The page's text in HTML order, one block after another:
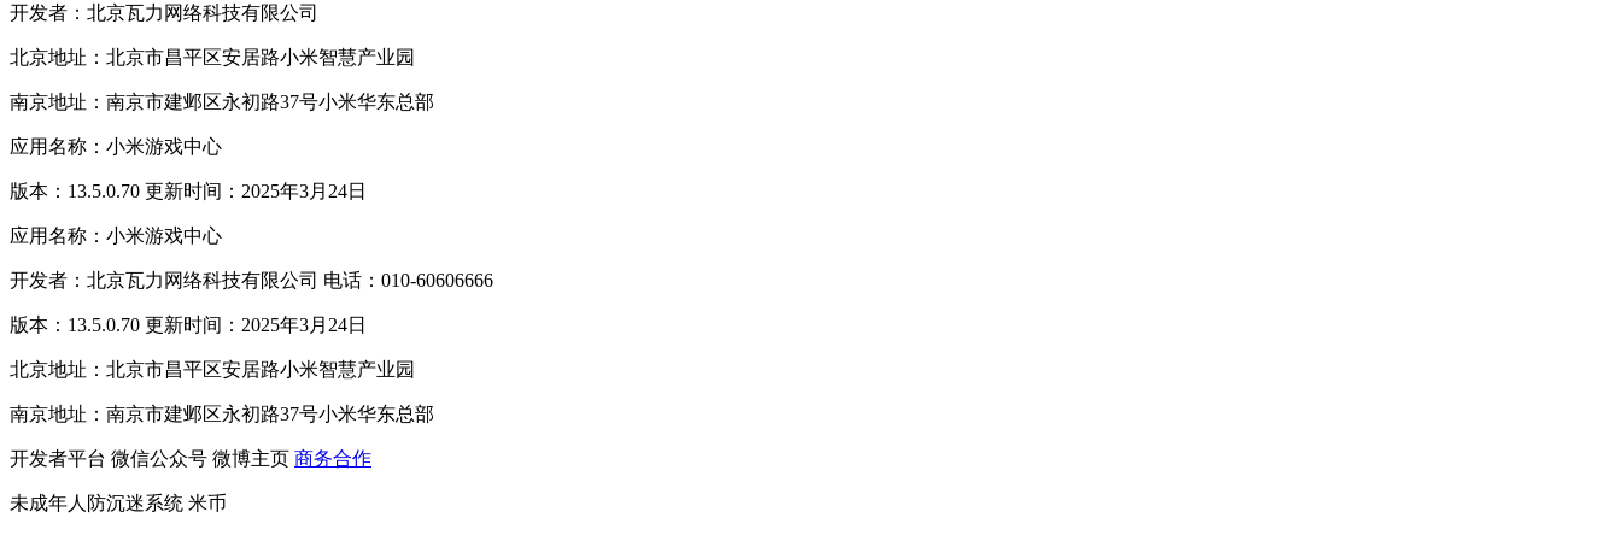
开发者：北京瓦力网络科技有限公司
北京地址：北京市昌平区安居路小米智慧产业园
南京地址：南京市建邺区永初路37号小米华东总部
应用名称：小米游戏中心
版本：13.5.0.70 更新时间：2025年3月24日
应用名称：小米游戏中心
开发者：北京瓦力网络科技有限公司 电话：010-60606666
版本：13.5.0.70 更新时间：2025年3月24日
北京地址：北京市昌平区安居路小米智慧产业园
南京地址：南京市建邺区永初路37号小米华东总部
开发者平台 微信公众号 微博主页 商务合作
未成年人防沉迷系统 米币